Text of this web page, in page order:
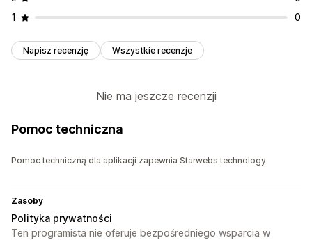
1
0
Napisz recenzję Wszystkie recenzje
Nie ma jeszcze recenzji
Pomoc techniczna
Pomoc techniczną dla aplikacji zapewnia Starwebs technology.
Zasoby
Polityka prywatności
Ten programista nie oferuje bezpośredniego wsparcia w